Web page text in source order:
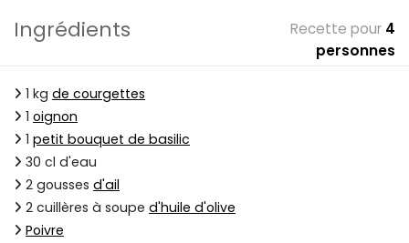
Ingrédients Recette pour 4
personnes
1 kg de courgettes
1 oignon
1 petit bouquet de basilic
30 cl d'eau
2 gousses d'ail
2 cuillères à soupe d'huile d'olive
Poivre